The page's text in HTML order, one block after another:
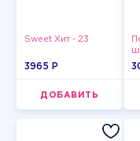
Sweet Хит - 23
3965 P
ДОБАВИТЬ